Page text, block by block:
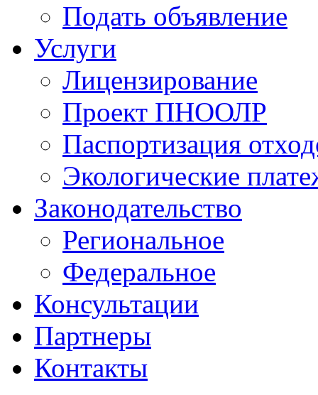
Подать объявление
Услуги
Лицензирование
Проект ПНООЛР
Паспортизация
Экологические
Законодательство
Региональное
Федеральное
Консультации
Партнеры
Контакты